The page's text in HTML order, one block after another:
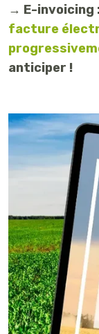
→ E-invoicing
facture
anticiper !